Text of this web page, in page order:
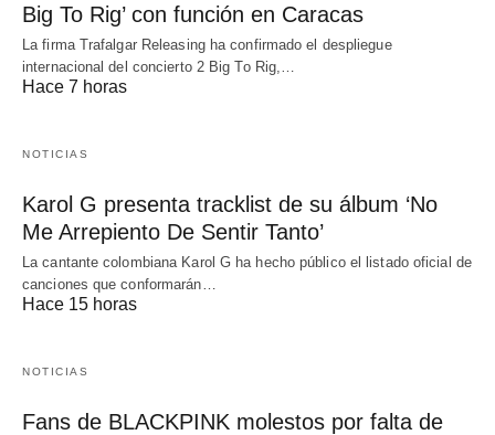
Big To Rig’ con función en Caracas
La firma Trafalgar Releasing ha confirmado el despliegue
internacional del concierto 2 Big To Rig,…
Hace 7 horas
NOTICIAS
Karol G presenta tracklist de su álbum ‘No
Me Arrepiento De Sentir Tanto’
La cantante colombiana Karol G ha hecho público el listado oficial de
canciones que conformarán…
Hace 15 horas
NOTICIAS
Fans de BLACKPINK molestos por falta de